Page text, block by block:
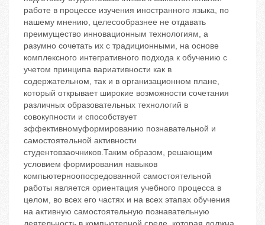
работе в процессе изучения иностранного языка, по
нашему мнению, целесообразнее не отдавать
преимущество инновационным технологиям, а
разумно сочетать их с традиционными, на основе
комплексного интегративного подхода к обучению с
учетом принципа вариативности как в
содержательном, так и в организационном плане,
который открывает широкие возможности сочетания
различных образовательных технологий в
совокупности и способствует
эффективномуформированию познавательной и
самостоятельной активности
студентовзаочников.Таким образом, решающим
условием формирования навыков
компьютерноопосредованной самостоятельной
работы является ориентация учебного процесса в
целом, во всех его частях и на всех этапах обучения
на активную самостоятельную познавательную